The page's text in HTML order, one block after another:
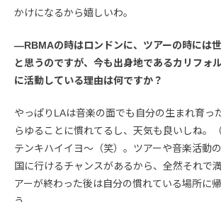
かけになるから嬉しいわ。
―RBMAの時はロンドンに、ツアーの時には
と思うのですが、今も出身地であるカリフォ
に活動している理由は何ですか？
やっぱりLAは音楽の面でも自分の生まれ育っ
らゆることに慣れてるし、天気も良いしね。
テンキハイイヨ～（笑）。ツアーや音楽活動
国に行けるチャンスがあるから、全然それで
アーが終わった後は自分の慣れている場所に